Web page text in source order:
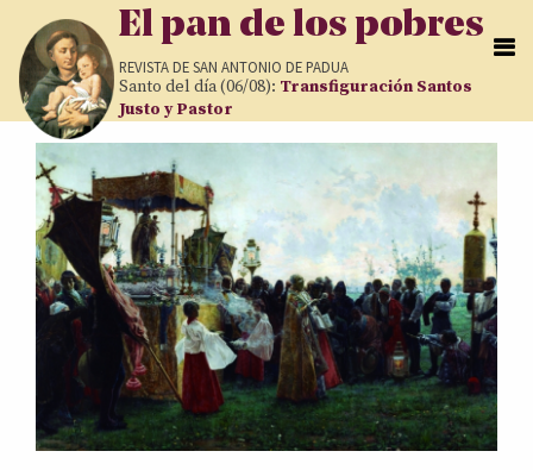
Pasar al contenido principal
El pan de los pobres
REVISTA DESAN ANTONIO DE PADUA
Santo del día (06/08): Transfiguración Santos
Justo y Pastor
Páginas